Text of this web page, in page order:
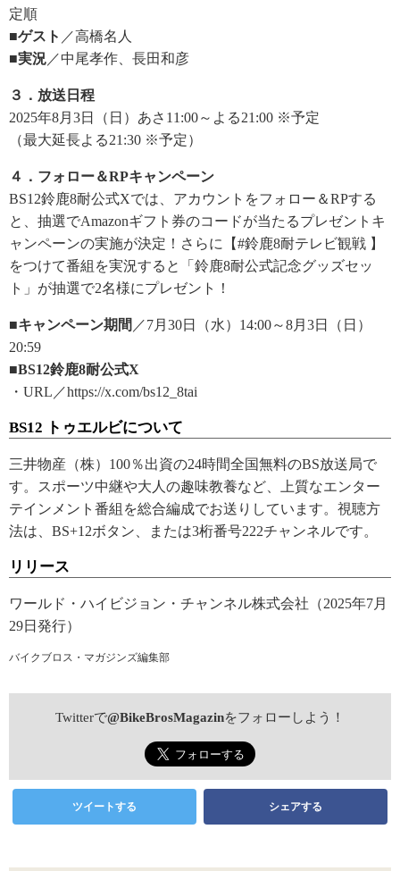
定順
■ゲスト ／高橋名人
■実況 ／中尾孝作、長田和彦
３．放送日程
2025年8月3日（日）あさ11:00～よる21:00 ※予定
（最大延長よる21:30 ※予定）
４．フォロー＆RPキャンペーン
BS12鈴鹿8耐公式Xでは、アカウントをフォロー＆RPする
と、抽選でAmazonギフト券のコードが当たるプレゼントキ
ャンペーンの実施が決定！さらに【#鈴鹿8耐テレビ観戦 】
をつけて番組を実況すると「鈴鹿8耐公式記念グッズセッ
ト」が抽選で2名様にプレゼント！
■キャンペーン期間 ／7月30日（水）14:00～8月3日（日）
20:59
■BS12鈴鹿8耐公式X
・URL／https://x.com/bs12_8tai
BS12 トゥエルビについて
三井物産（株）100％出資の24時間全国無料のBS放送局で
す。スポーツ中継や大人の趣味教養など、上質なエンター
テインメント番組を総合編成でお送りしています。視聴方
法は、BS+12ボタン、または3桁番号222チャンネルです。
リリース
ワールド・ハイビジョン・チャンネル株式会社（2025年7月
29日発行）
バイクブロス・マガジンズ編集部
Twitterで@BikeBrosMagazinをフォローしよう！
ツイートする シェアする